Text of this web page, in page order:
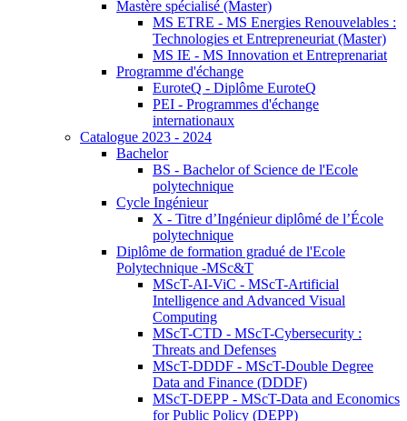
Mastère spécialisé (Master)
MS ETRE - MS Energies Renouvelables :
Technologies et Entrepreneuriat (Master)
MS IE - MS Innovation et Entreprenariat
Programme d'échange
EuroteQ - Diplôme EuroteQ
PEI - Programmes d'échange
internationaux
Catalogue 2023 - 2024
Bachelor
BS - Bachelor of Science de l'Ecole
polytechnique
Cycle Ingénieur
X - Titre d’Ingénieur diplômé de l’École
polytechnique
Diplôme de formation gradué de l'Ecole
Polytechnique -MSc&T
MScT-AI-ViC - MScT-Artificial
Intelligence and Advanced Visual
Computing
MScT-CTD - MScT-Cybersecurity :
Threats and Defenses
MScT-DDDF - MScT-Double Degree
Data and Finance (DDDF)
MScT-DEPP - MScT-Data and Economics
for Public Policy (DEPP)